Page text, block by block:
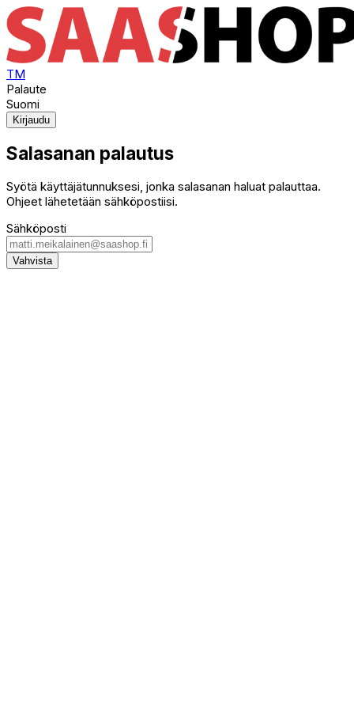
TM
Palaute
Suomi
Kirjaudu
Salasanan palautus
Syötä käyttäjätunnuksesi, jonka salasanan haluat palauttaa.
Ohjeet lähetetään sähköpostiisi.
Sähköposti
Vahvista